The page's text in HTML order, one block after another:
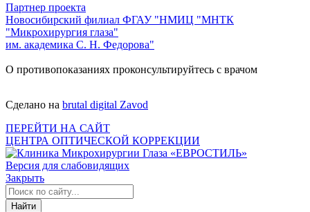
Партнер проекта
Новосибирский филиал ФГАУ "НМИЦ "МНТК
"Микрохирургия глаза"
им. академика С. Н. Федорова"
О противопоказаниях проконсультируйтесь с врачом
Сделано на brutal digital Zavod
ПЕРЕЙТИ НА САЙТ
ЦЕНТРА ОПТИЧЕСКОЙ КОРРЕКЦИИ
Версия для слабовидящих
Закрыть